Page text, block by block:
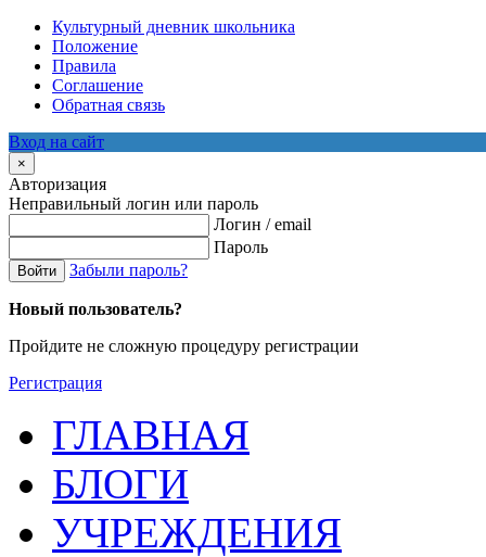
Культурный дневник школьника
Положение
Правила
Соглашение
Обратная связь
Вход на сайт
×
Авторизация
Неправильный логин или пароль
Логин / email
Пароль
Войти Забыли пароль?
Новый пользователь?
Пройдите не сложную процедуру регистрации
Регистрация
ГЛАВНАЯ
БЛОГИ
УЧРЕЖДЕНИЯ